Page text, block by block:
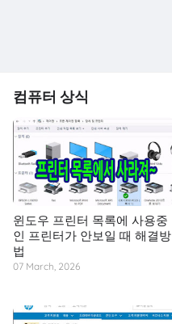
컴퓨터 상식
윈도우 프린터 목록에 사용중
인 프린터가 안보일 때 해결방
법
07 March, 2026